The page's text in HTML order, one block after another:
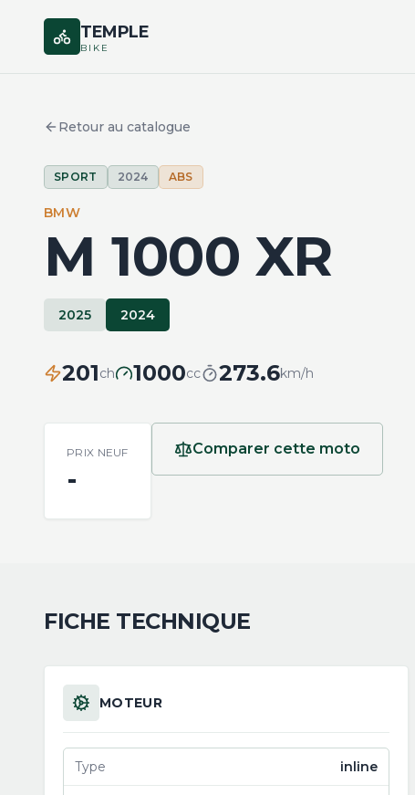
TEMPLE
BIKE
Retour au catalogue
SPORT 2024 ABS
BMW
M 1000 XR
2025 2024
201ch 1000cc 273.6km/h
PRIX NEUF
-
Comparer cette moto
FICHE TECHNIQUE
MOTEUR
Type inline